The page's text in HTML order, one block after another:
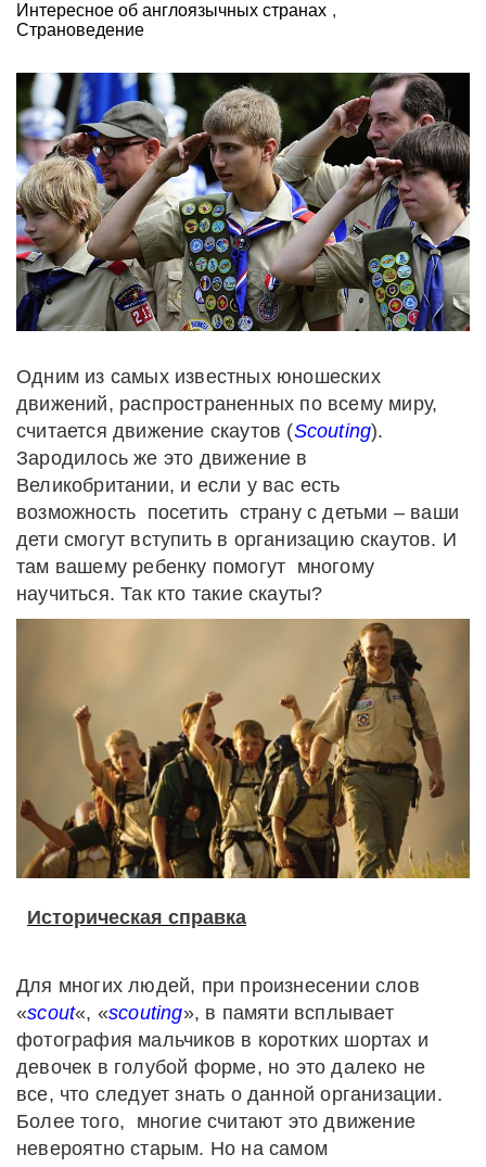
Интересное об англоязычных странах ,
Страноведение
Одним из самых известных юношеских
движений, распространенных по всему миру,
считается движение скаутов (Scouting).
Зародилось же это движение в
Великобритании, и если у вас есть
возможность посетить страну с детьми – ваши
дети смогут вступить в организацию скаутов. И
там вашему ребенку помогут многому
научиться. Так кто такие скауты?
Историческая справка
Для многих людей, при произнесении слов
«scout«, «scouting», в памяти всплывает
фотография мальчиков в коротких шортах и
девочек в голубой форме, но это далеко не
все, что следует знать о данной организации.
Более того, многие считают это движение
невероятно старым. Но на самом